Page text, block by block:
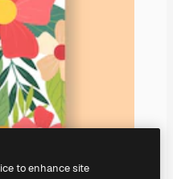
to enhance site